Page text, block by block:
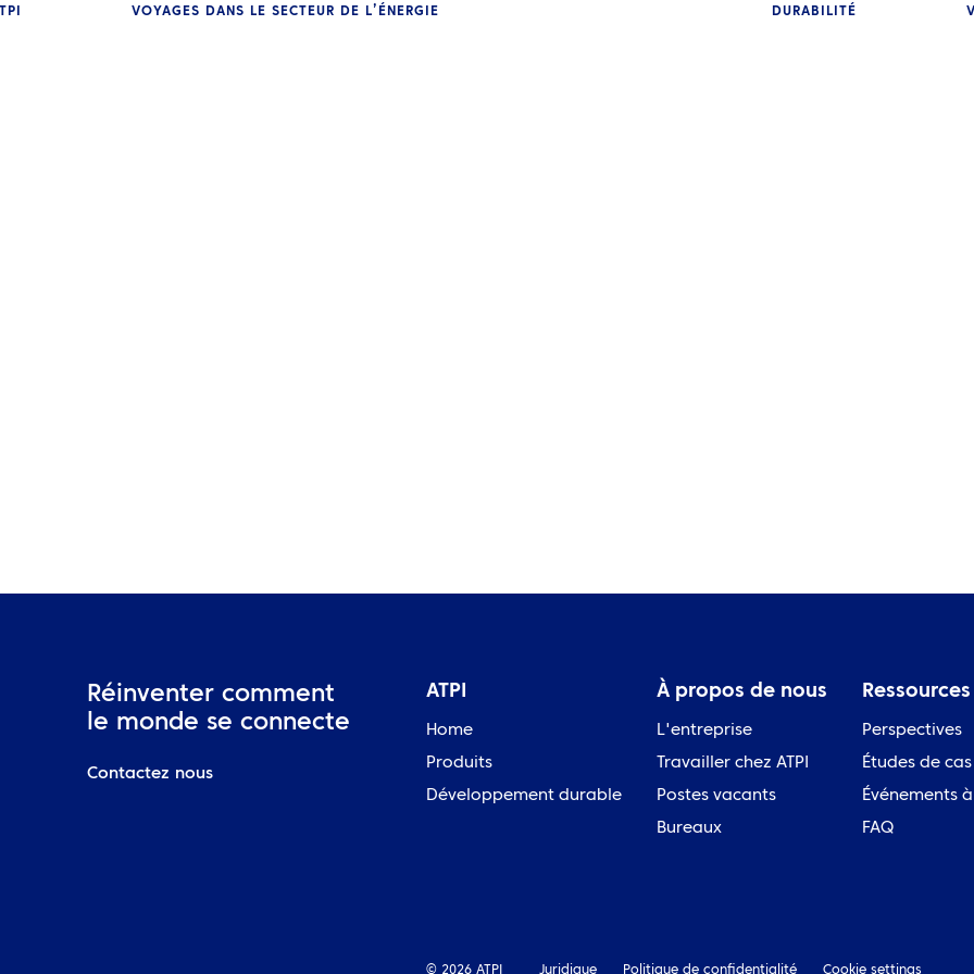
VOYAGES DANS LE SECTEUR DE L’ÉNERGIE DURABILITÉ
Réinventer comment
le monde se connecte
Contactez nous
ATPI
Home
Produits
Développement durable
À propos de nous
L'entreprise
Travailler chez ATPI
Postes vacants
Bureaux
Ressources
Perspectives
Études de cas
Événements
FAQ
© 2026 ATPI Juridique Politique de confidentialité Cookie settings